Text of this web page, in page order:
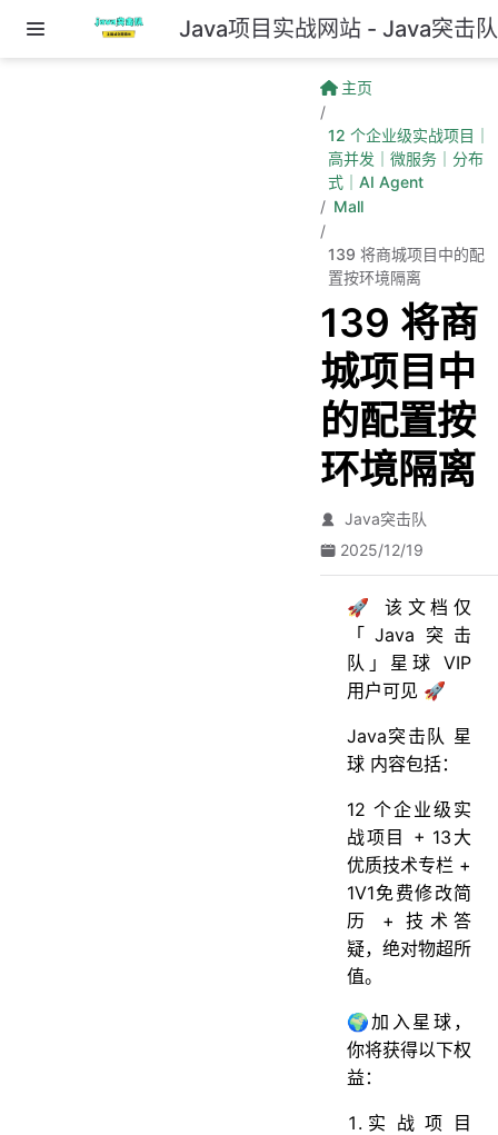
跳至主要內容 Java项目实战网站 - Java突击队
主页
12 个企业级实战项目｜
高并发｜微服务｜分布
式｜AI Agent
Mall
139 将商城项目中的配
置按环境隔离
139 将商
城项目中
的配置按
环境隔离
Java突击队
2025/12/19
🚀 该文档仅
「Java突击
队」星球 VIP
用户可见 🚀
Java突击队 星
球 内容包括：
12 个企业级实
战项目 + 13大
优质技术专栏 +
1V1免费修改简
历 + 技术答
疑，绝对物超所
值。
🌍加入星球，
你将获得以下权
益：
实战项目